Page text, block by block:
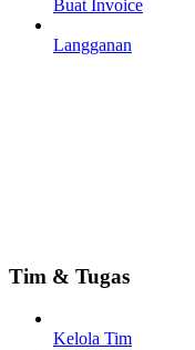
Buat Invoice
Langganan
Tim & Tugas
Kelola Tim